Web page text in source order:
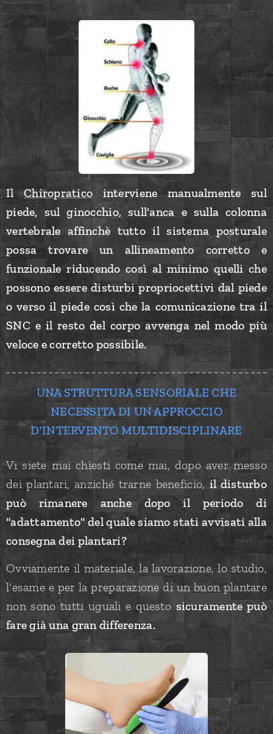
IlChiropraticointerviene manualmente sul
piede, sul ginocchio, sull'anca e sulla colonna
vertebrale affinchè tutto il sistema posturale
possa trovare un allineamento corretto e
funzionale riducendo così al minimo quelli che
possono essere disturbi propriocettivi dal piede
o verso il piede così che la comunicazione tra il
SNC e il resto del corpo avvenga nel modo più
veloce e corretto possibile.
UNA STRUTTURA SENSORIALE CHE
NECESSITA DI UN APPROCCIO
D'INTERVENTO MULTIDISCIPLINARE
Vi siete mai chiesti come mai, dopo aver messo
dei plantari, anziché trarne beneficio, il disturbo
può rimanere anche dopo il periodo di
"adattamento" del quale siamo stati avvisati alla
consegna dei plantari?
Ovviamente il materiale, la lavorazione, lo studio,
l'esame e per la preparazione di un buon plantare
non sono tutti uguali e questo sicuramente può
fare già una gran differenza.